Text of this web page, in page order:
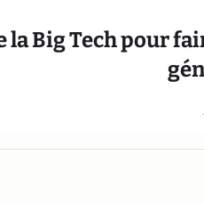
la Big Tech pour